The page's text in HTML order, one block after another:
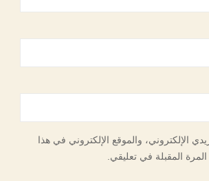
الإلكتروني، والموقع الإلكتروني في هذا
المقبلة في تعليقي.